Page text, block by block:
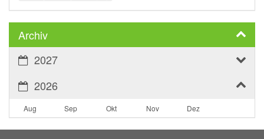
Archiv
2027
2026
Aug Sep Okt Nov Dez